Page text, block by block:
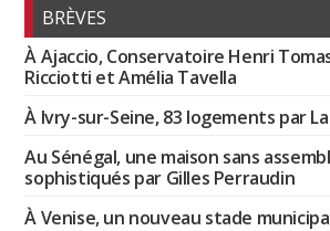
BRÈVES
À Ajaccio, Conservatoire Henri
Ricciotti et Amélia Tavella
À Ivry-sur-Seine, 83 logements par
Au Sénégal, une maison sans
sophistiqués par Gilles Perraudin
À Venise, un nouveau stade